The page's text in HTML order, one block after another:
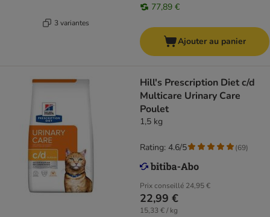
3 variantes
77,89 €
Ajouter au panier
Hill's Prescription Diet c/d
Multicare Urinary Care
Poulet
1,5 kg
Prix conseillé 24,95 €
22,99 €
15,33 € / kg
Rating: 4.6/5 (69)